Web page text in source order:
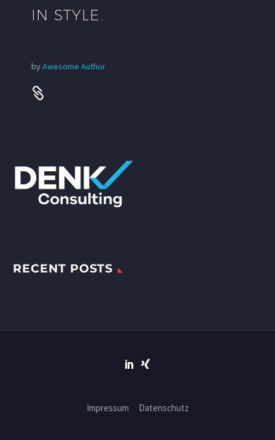
IN STYLE.
byAwesome Author


RECENT POSTS
Impressum Datenschutz